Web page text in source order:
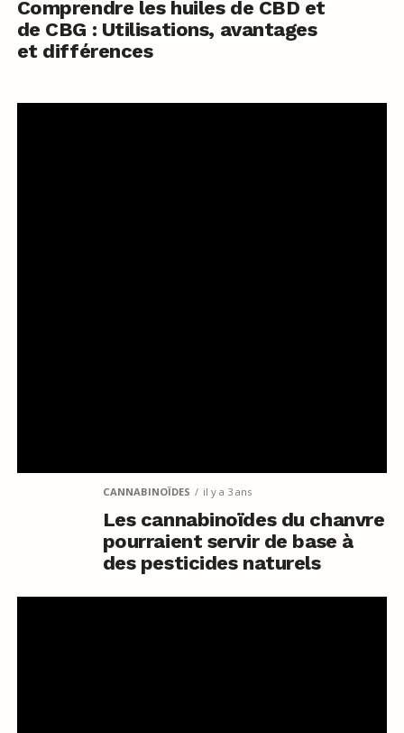
Comprendre les huiles de CBD et
de CBG : Utilisations, avantages
et différences
CANNABINOÏDES il y a 3 ans
Les cannabinoïdes du chanvre
pourraient servir de base à
des pesticides naturels